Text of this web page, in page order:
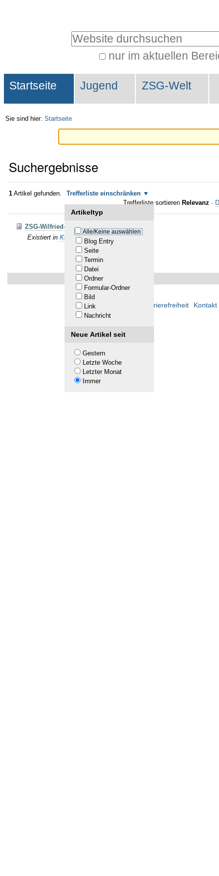
Direkt
zur
Navigation
Website durchsuchen
nur im aktuellen
Suche…
Sektionen
Startseite Jugend ZSG-Welt
Sie sind hier: Startseite
Suchergebnisse
1 Artikel gefunden. Trefferliste einschränken
Artikeltyp
Alle/Keine auswählen
Blog Entry
Seite
Termin
Datei
Ordner
Formular-Ordner
Bild
Link
Nachricht
Neue Artikel seit
Gestern
Letzte Woche
Letzter Monat
Immer
Trefferliste sortieren Relevanz ·
ZSG-Wilfried-Riedel-Pokal
Existiert in Kalender
Barrierefreiheit Kontakt